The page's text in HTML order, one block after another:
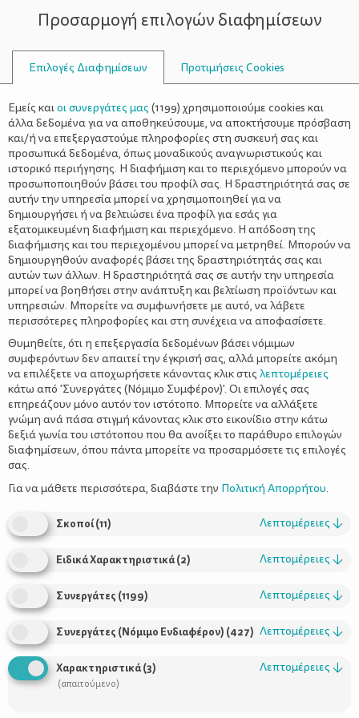
ΣΥΜΒΟΥΛΟΙ
ΣΥΝΤΑΓΈΣ>ΣΥΝΤΑΓΈΣ
Σούπα με ψητό κουνουπίδι
ΔΙΑΤΡΟΦΙΚΕΣ ΠΛΗΡΟΦΟΡΙΕΣ
ανά μερίδα (300 γρ.):
Ενέργεια: 184 kcal
Υδατάνθρακες: 25.9 γρ.
Πρωτεΐνη: 4.9 γρ.
Λιπαρά: 7.8 γρ.
Κορεσμένα Λιπαρά: 0.9 γρ.
Φυτικές Ίνες: 3.4 γρ
Προσαρμογή επιλογών διαφημίσεων
Επιλογές Διαφημίσεων Προτιμήσεις Cookies
Εμείς καιοι συνεργάτες μας (1199) χρησιμοποιούμε cookies και
άλλα δεδομένα για να αποθηκεύσουμε, να αποκτήσουμε πρόσβαση
και/ή να επεξεργαστούμε πληροφορίες στη συσκευή σας και
προσωπικά δεδομένα, όπως μοναδικούς αναγνωριστικούς και
ιστορικό περιήγησης. Η διαφήμιση και το περιεχόμενο μπορούν να
προσωποποιηθούν βάσει του προφίλ σας. Η δραστηριότητά σας σε
αυτήν την υπηρεσία μπορεί να χρησιμοποιηθεί για να
δημιουργήσει ή να βελτιώσει ένα προφίλ για εσάς για
εξατομικευμένη διαφήμιση και περιεχόμενο. Η απόδοση της
διαφήμισης και του περιεχομένου μπορεί να μετρηθεί. Μπορούν να
δημιουργηθούν αναφορές βάσει της δραστηριότητάς σας και
αυτών των άλλων. Η δραστηριότητά σας σε αυτήν την υπηρεσία
μπορεί να βοηθήσει στην ανάπτυξη και βελτίωση προϊόντων και
υπηρεσιών. Μπορείτε να συμφωνήσετε με αυτό, να λάβετε
περισσότερες πληροφορίες και στη συνέχεια να αποφασίσετε.
Θυμηθείτε, ότι η επεξεργασία δεδομένων βάσει νόμιμων
συμφερόντων δεν απαιτεί την έγκρισή σας, αλλά μπορείτε ακόμη
να επιλέξετε να αποχωρήσετε κάνοντας κλικ στις λεπτομέρειες
κάτω από 'Συνεργάτες (Νόμιμο Συμφέρον)'. Οι επιλογές σας
επηρεάζουν μόνο αυτόν τον ιστότοπο. Μπορείτε να αλλάξετε
γνώμη ανά πάσα στιγμή κάνοντας κλικ στο εικονίδιο στην κάτω
δεξιά γωνία του ιστότοπου που θα ανοίξει το παράθυρο επιλογών
διαφημίσεων, όπου πάντα μπορείτε να προσαρμόσετε τις επιλογές
σας.
Για να μάθετε περισσότερα, διαβάστε την Πολιτική Απορρήτου.
Σκοποί(11) Λεπτομέρειες ↓
Ειδικά Χαρακτηριστικά(2) Λεπτομέρειες ↓
Συνεργάτες (1199) Λεπτομέρειες ↓
Συνεργάτες (Νόμιμο Ενδιαφέρον) (427) Λεπτομέρειες ↓
Χαρακτηριστικά(3)
(απαιτούμενο)
Λεπτομέρειες ↓